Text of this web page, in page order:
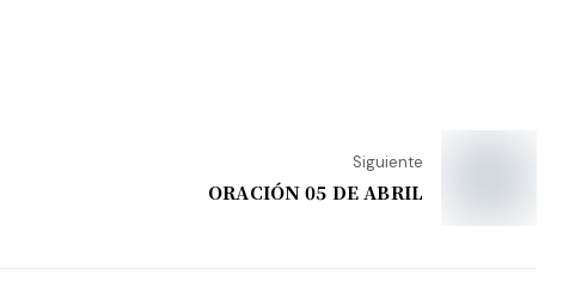
Siguiente
ORACIÓN 05 DE ABRIL